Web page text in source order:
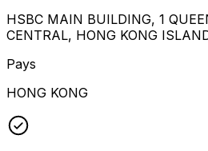
HSBC MAIN BUILDING, 1
CENTRAL, HONG KONG
Pays
HONG KONG